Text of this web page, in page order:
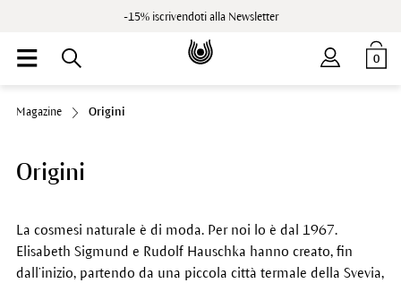
-15% iscrivendoti alla Newsletter
0
Magazine Origini
Origini
La cosmesi naturale è di moda. Per noi lo è dal 1967.
Elisabeth Sigmund e Rudolf Hauschka hanno creato, fin
dall’inizio, partendo da una piccola città termale della Svevia,